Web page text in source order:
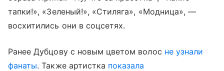
тапки!», «Зеленый!», «Стиляга», «Модница», —
восхитились они в соцсетях.
Ранее Дубцову с новым цветом волос не узнали
фанаты. Также артистка показала